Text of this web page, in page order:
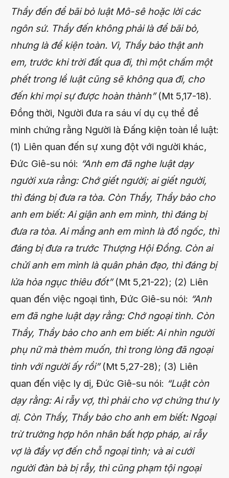
Thầy đến để bãi bỏ luật Mô-sê hoặc lời các
ngôn sứ. Thầy đến không phải là để bãi bỏ,
nhưng là để kiện toàn. Vì, Thầy bảo thật anh
em, trước khi trời đất qua đi, thì một chấm một
phết trong lề luật cũng sẽ không qua đi, cho
đến khi mọi sự được hoàn thành”(Mt 5,17-18).
Đồng thời, Người đưa ra sáu ví dụ cụ thể để
minh chứng rằng Người là Đấng kiện toàn lề luật:
(1) Liên quan đến sự xung đột với người khác,
Đức Giê-su nói: “Anh em đã nghe luật dạy
người xưa rằng: Chớ giết người; ai giết người,
thì đáng bị đưa ra tòa. Còn Thầy, Thầy bảo cho
anh em biết: Ai giận anh em mình, thì đáng bị
đưa ra tòa. Ai mắng anh em mình là đồ ngốc, thì
đáng bị đưa ra trước Thượng Hội Đồng. Còn ai
chửi anh em mình là quân phản đạo, thì đáng bị
lửa hỏa ngục thiêu đốt”(Mt 5,21-22); (2) Liên
quan đến việc ngoại tình, Đức Giê-su nói: “Anh
em đã nghe luật dạy rằng: Chớ ngoại tình. Còn
Thầy, Thầy bảo cho anh em biết: Ai nhìn người
phụ nữ mà thèm muốn, thì trong lòng đã ngoại
tình với người ấy rồi”(Mt 5,27-28); (3) Liên
quan đến việc ly dị, Đức Giê-su nói: “Luật còn
dạy rằng: Ai rẫy vợ, thì phải cho vợ chứng thư ly
dị. Còn Thầy, Thầy bảo cho anh em biết: Ngoại
trừ trường hợp hôn nhân bất hợp pháp, ai rẫy
vợ là đẩy vợ đến chỗ ngoại tình; và ai cưới
người đàn bà bị rẫy, thì cũng phạm tội ngoại